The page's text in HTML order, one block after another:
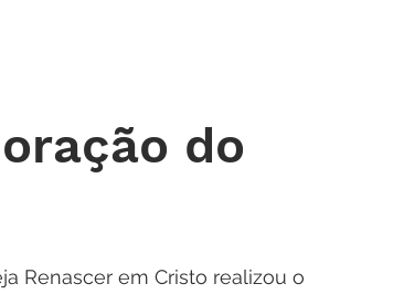
do
Renascer em Cristo realizou o